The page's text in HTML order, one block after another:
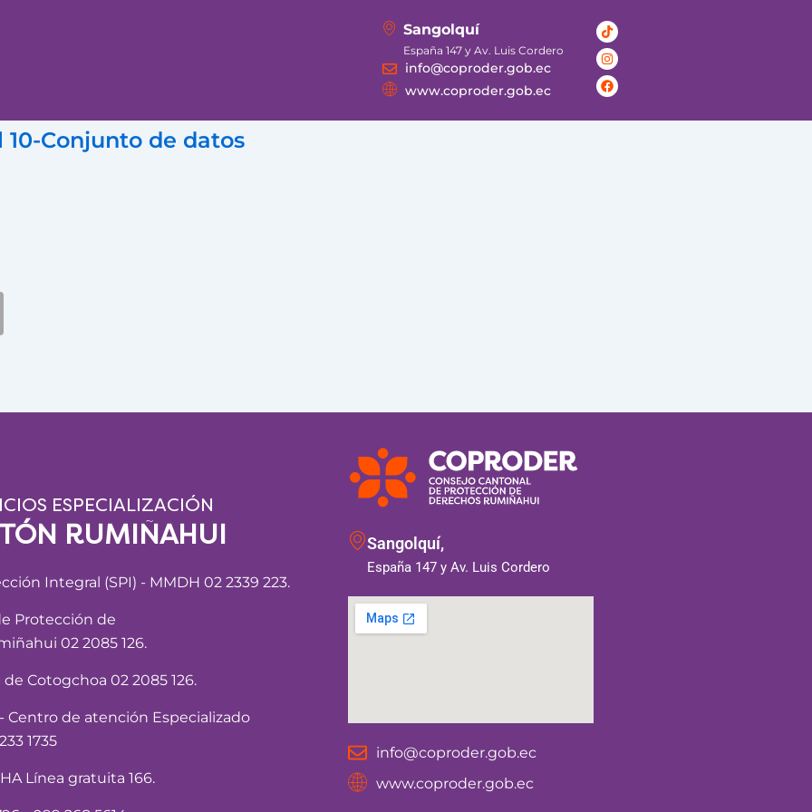
Sangolquí
España 147 y Av. Luis Cordero
info@coproder.gob.ec
www.coproder.gob.ec
Tiktok
Instagram
Facebook
10-Conjunto de datos
ESPECIALIZACIÓN
RUMIÑAHUI
Integral (SPI) - MMDH 02 2339 223.
Protección de
02 2085 126.
Cotogchoa 02 2085 126.
Centro de atención Especializado
1735
Línea gratuita 166.
Sangolquí,
España 147 y Av. Luis Cordero
info@coproder.gob.ec
www.coproder.gob.ec